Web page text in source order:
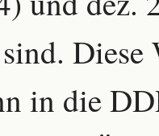
Diese
in die